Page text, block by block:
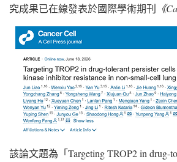
究成果已在線發表於國際學術期刊 《
該論文題為「Targeting TROP2 in drug-